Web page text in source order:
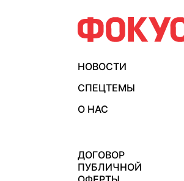
НОВОСТИ
СПЕЦТЕМЫ
О НАС
ДОГОВОР
ПУБЛИЧНОЙ